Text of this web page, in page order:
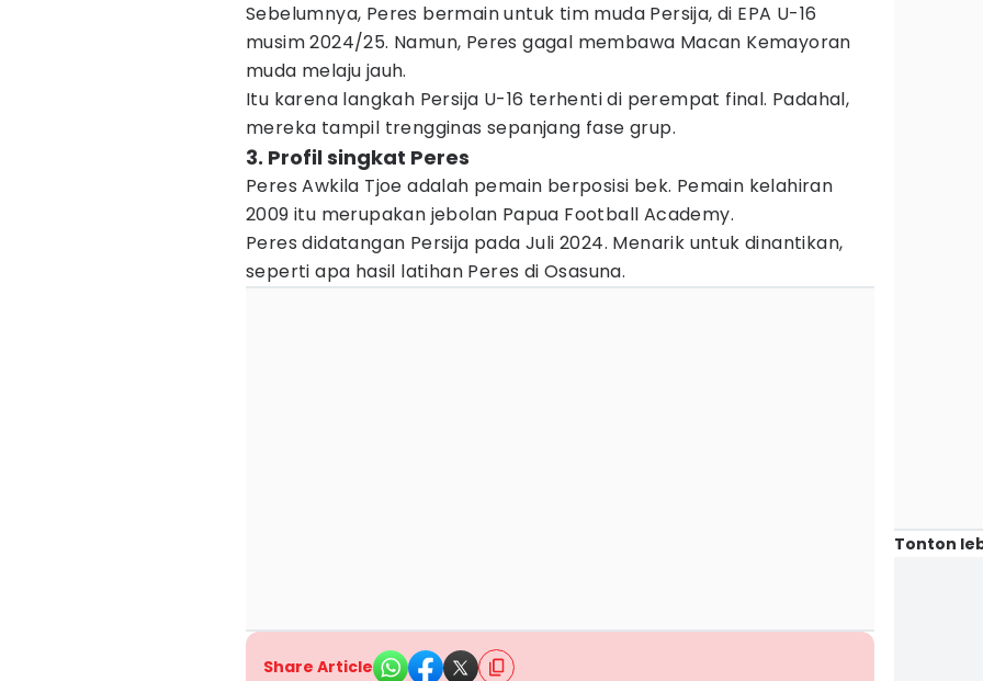
Sebelumnya, Peres bermain untuk tim muda Persija, di EPA U-16
musim 2024/25. Namun, Peres gagal membawa Macan Kemayoran
muda melaju jauh.
Itu karena langkah Persija U-16 terhenti di perempat final. Padahal,
mereka tampil trengginas sepanjang fase grup.
3. Profil singkat Peres
Peres Awkila Tjoe adalah pemain berposisi bek. Pemain kelahiran
2009 itu merupakan jebolan Papua Football Academy.
Peres didatangan Persija pada Juli 2024. Menarik untuk dinantikan,
seperti apa hasil latihan Peres di Osasuna.
Share Article
Tonton